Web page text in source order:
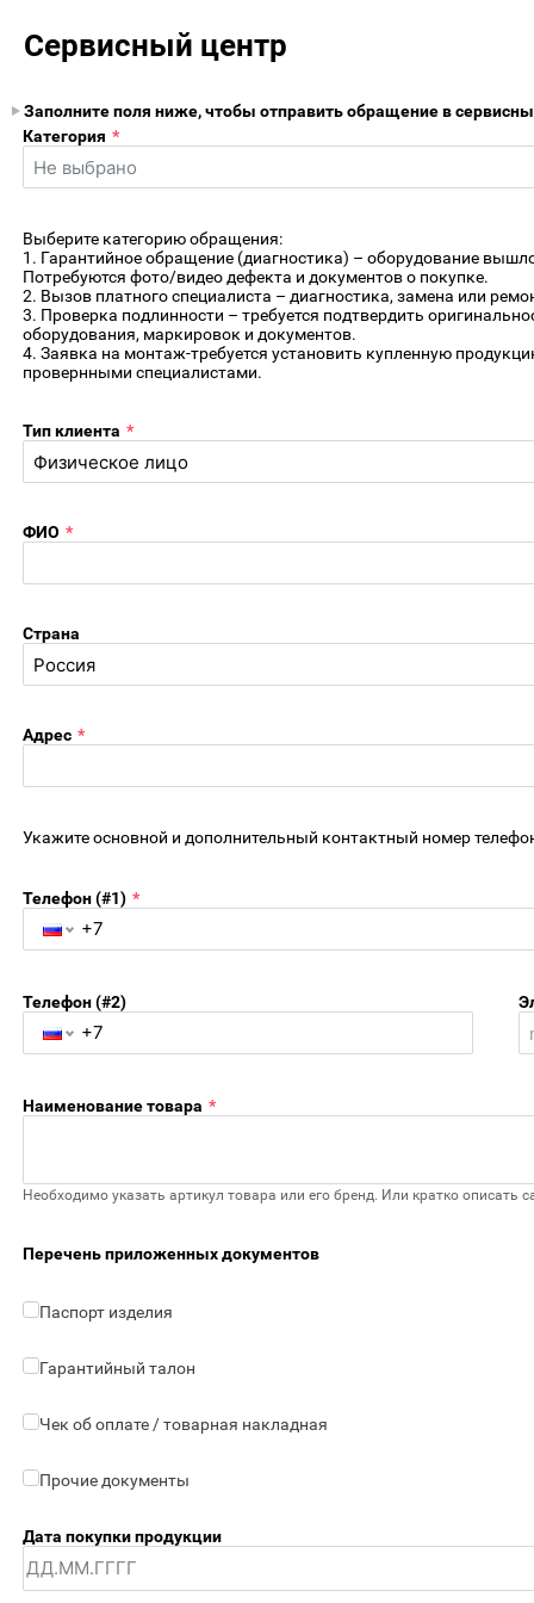
Сервисный центр
Заполните поля ниже, чтобы отправить обращение в
Категория *
Выберите категорию обращения:
1. Гарантийное обращение (диагностика) – оборудование
Потребуются фото/видео дефекта и документов о покупке.
2. Вызов платного специалиста – диагностика, замена или
3. Проверка подлинности – требуется подтвердить
оборудования, маркировок и документов.
4. Заявка на монтаж-требуется установить купленную
провернными специалистами.
Тип клиента *
ФИО *
Страна
Адрес *
Укажите основной и дополнительный контактный номер
Телефон (#1) *
Телефон (#2)
Наименование товара *
Необходимо указать артикул товара или его бренд. Или кратко описать
Перечень приложенных документов
Паспорт изделия
Гарантийный талон
Чек об оплате / товарная накладная
Прочие документы
Дата покупки продукции